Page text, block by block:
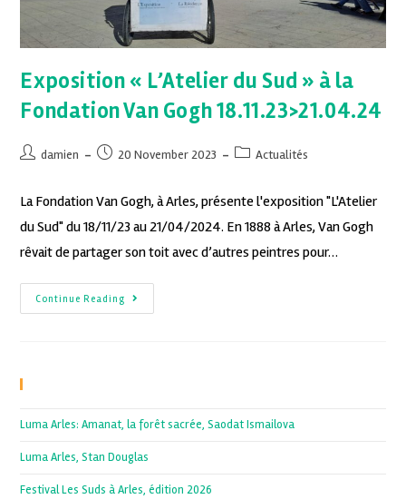
Exposition « L’Atelier du Sud » à la
Fondation Van Gogh 18.11.23>21.04.24
damien 20 November 2023 Actualités
La Fondation Van Gogh, à Arles, présente l'exposition "L'Atelier
du Sud" du 18/11/23 au 21/04/2024. En 1888 à Arles, Van Gogh
rêvait de partager son toit avec d’autres peintres pour…
Continue Reading
Luma Arles: Amanat, la forêt sacrée, Saodat Ismailova
Luma Arles, Stan Douglas
Festival Les Suds à Arles, édition 2026